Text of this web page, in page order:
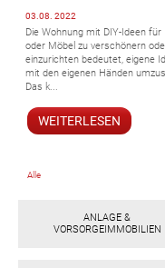
03.08. 2022
Die Wohnung mit DIY-Ideen für
oder Möbel zu verschönern
einzurichten bedeutet, eigene
mit den eigenen Händen
Das k...
WEITERLESEN
Alle
ANLAGE &
VORSORGEIMMOBILIEN